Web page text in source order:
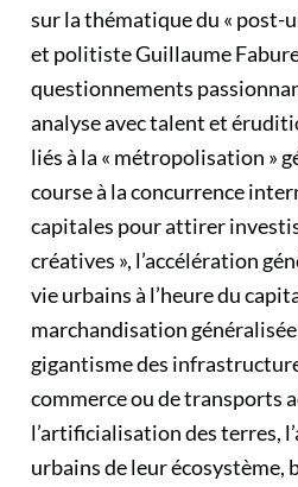
sur la thématique du « post-
et politiste Guillaume
questionnements
analyse avec talent et
liés à la « métropolisation »
course à la concurrence
capitales pour attirer
créatives », l’accélération
vie urbains à l’heure du
marchandisation généralisée
gigantisme des
commerce ou de transports
l’artificialisation des terres,
urbains de leur écosystème,